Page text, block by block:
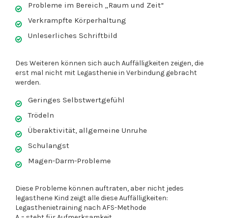
Probleme im Bereich „Raum und Zeit“
Verkrampfte Körperhaltung
Unleserliches Schriftbild
Des Weiteren können sich auch Auffälligkeiten zeigen, die
erst mal nicht mit Legasthenie in Verbindung gebracht
werden.
Geringes Selbstwertgefühl
Trödeln
Überaktivität, allgemeine Unruhe
Schulangst
Magen-Darm-Probleme
Diese Probleme können auftraten, aber nicht jedes
legasthene Kind zeigt alle diese Auffälligkeiten:
Legasthenietraining nach AFS-Methode